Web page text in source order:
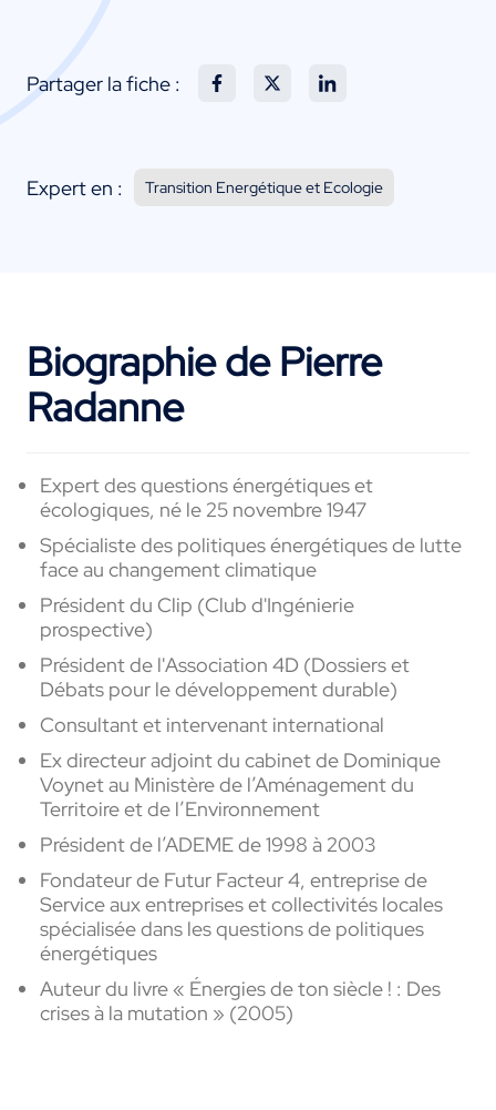
Partager la fiche :
Expert en : Transition Energétique et Ecologie
Biographie de Pierre
Radanne
Expert des questions énergétiques et
écologiques, né le 25 novembre 1947
Spécialiste des politiques énergétiques de lutte
face au changement climatique
Président du Clip (Club d'Ingénierie
prospective)
Président de l'Association 4D (Dossiers et
Débats pour le développement durable)
Consultant et intervenant international
Ex directeur adjoint du cabinet de Dominique
Voynet au Ministère de l’Aménagement du
Territoire et de l’Environnement
Président de l’ADEME de 1998 à 2003
Fondateur de Futur Facteur 4, entreprise de
Service aux entreprises et collectivités locales
spécialisée dans les questions de politiques
énergétiques
Auteur du livre « Énergies de ton siècle ! : Des
crises à la mutation » (2005)